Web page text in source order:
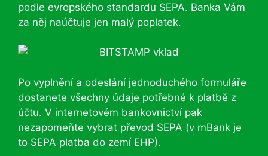
podle evropského standardu SEPA. Banka Vám
za něj naúčtuje jen malý poplatek.
Po vyplnění a odeslání jednoduchého formuláře
dostanete všechny údaje potřebné k platbě z
účtu. V internetovém bankovnictví pak
nezapomeňte vybrat převod SEPA (v mBank je
to SEPA platba do zemí EHP).